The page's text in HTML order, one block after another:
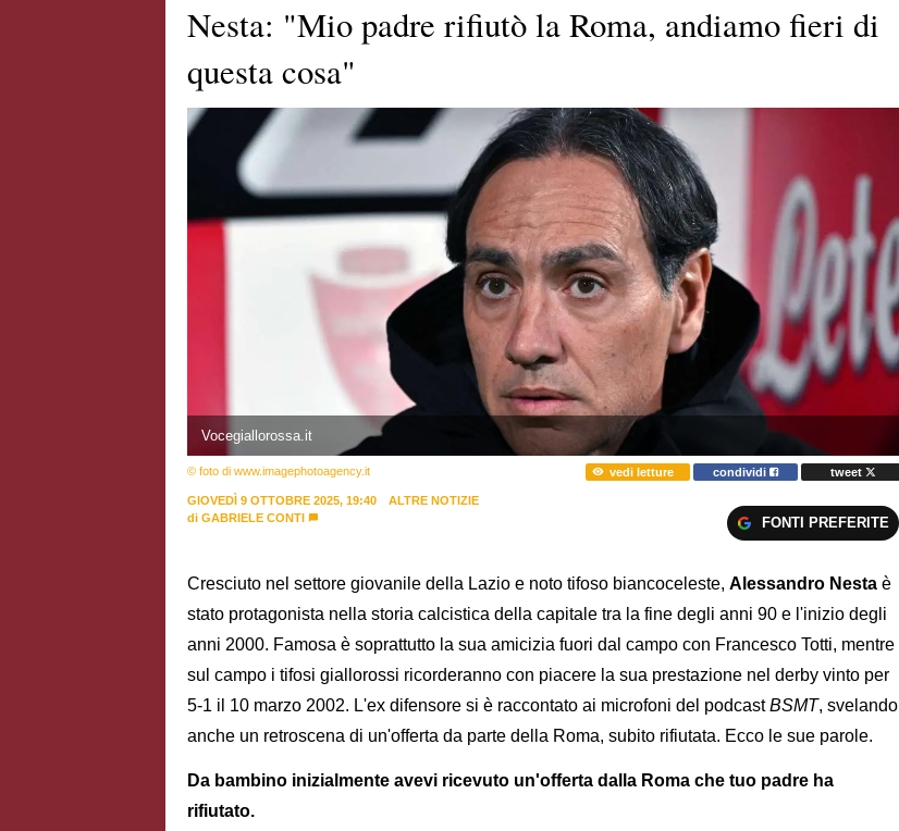
Nesta: "Mio padre rifiutò la Roma, andiamo fieri di
questa cosa"
Vocegiallorossa.it
© foto di www.imagephotoagency.it vedi letture condividi tweet
GIOVEDÌ 9 OTTOBRE 2025, 19:40
ALTRE NOTIZIE
di GABRIELE CONTI FONTI PREFERITE
Cresciuto nel settore giovanile della Lazio e noto tifoso biancoceleste, Alessandro Nesta è
stato protagonista nella storia calcistica della capitale tra la fine degli anni 90 e l'inizio degli
anni 2000. Famosa è soprattutto la sua amicizia fuori dal campo con Francesco Totti, mentre
sul campo i tifosi giallorossi ricorderanno con piacere la sua prestazione nel derby vinto per
5-1 il 10 marzo 2002. L'ex difensore si è raccontato ai microfoni del podcastBSMT, svelando
anche un retroscena di un'offerta da parte della Roma, subito rifiutata. Ecco le sue parole.
Da bambino inizialmente avevi ricevuto un'offerta dalla Roma che tuo padre ha
rifiutato.